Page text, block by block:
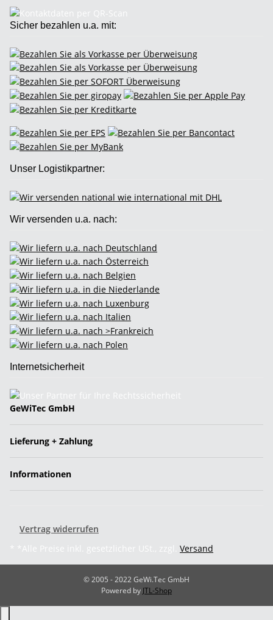
Sicher bezahlen u.a. mit:
Unser Logistikpartner:
Wir versenden u.a. nach:
Internetsicherheit
GeWiTec GmbH
Lieferung + Zahlung
Informationen
Vertrag widerrufen
* *Alle Preise inkl. gesetzlicher USt., zzgl. Versand
© 2005 - 2022 GeWi.Tec GmbH
Powered by JTL-Shop